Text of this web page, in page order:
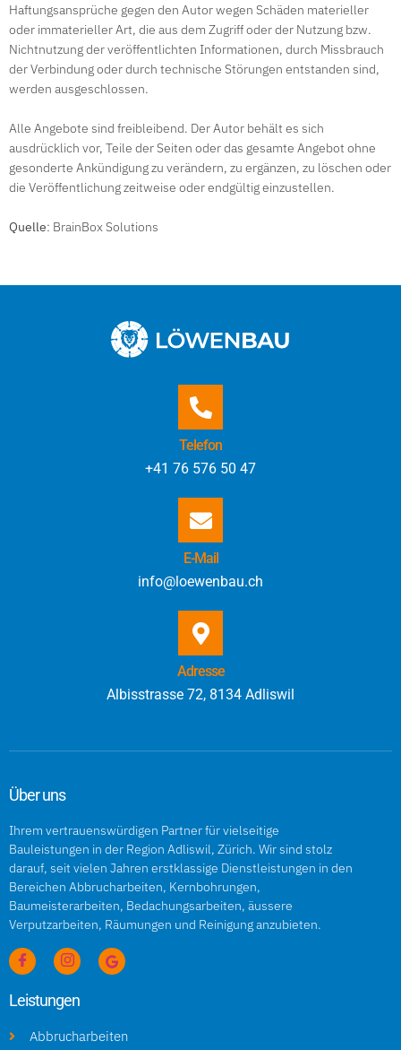
Haftungsansprüche gegen den Autor wegen Schäden materieller
oder immaterieller Art, die aus dem Zugriff oder der Nutzung bzw.
Nichtnutzung der veröffentlichten Informationen, durch Missbrauch
der Verbindung oder durch technische Störungen entstanden sind,
werden ausgeschlossen.
Alle Angebote sind freibleibend. Der Autor behält es sich
ausdrücklich vor, Teile der Seiten oder das gesamte Angebot ohne
gesonderte Ankündigung zu verändern, zu ergänzen, zu löschen oder
die Veröffentlichung zeitweise oder endgültig einzustellen.
Quelle: BrainBox Solutions
Telefon
+41 76 576 50 47
E-Mail
info@loewenbau.ch
Adresse
Albisstrasse 72, 8134 Adliswil
Über uns
Ihrem vertrauenswürdigen Partner für vielseitige
Bauleistungen in der Region Adliswil, Zürich. Wir sind stolz
darauf, seit vielen Jahren erstklassige Dienstleistungen in den
Bereichen Abbrucharbeiten, Kernbohrungen,
Baumeisterarbeiten, Bedachungsarbeiten, äussere
Verputzarbeiten, Räumungen und Reinigung anzubieten.
Leistungen
Abbrucharbeiten